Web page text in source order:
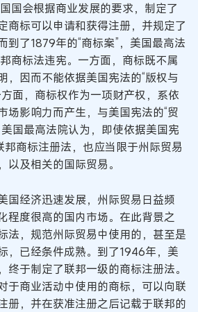
国会根据商业发展的要求，制定了
商标可以申请和获得注册，并规定了
到了1879年的“商标案”，美国最高法
商标法违宪。一方面，商标既不属
，因而不能依据美国宪法的“版权与
面，商标权作为一项财产权，系依
场影响力而产生，与美国宪法的“贸
国最高法院认为，即使依据美国宪
邦商标注册法，也应当限于州际贸易
及相关的国际贸易。
国经济迅速发展，州际贸易日益频
程度很高的国内市场。在此背景之
法，规范州际贸易中使用的，甚至是
，已经条件成熟。到了1946年，美
终于制定了联邦一级的商标注册法。
于商业活动中使用的商标，可以向联
册，并在获准注册之后记载于联邦的